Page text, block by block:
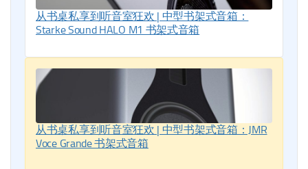
从书桌私享到听音室狂欢 | 中型书架式音箱：
Starke Sound HALO M1 书架式音箱
从书桌私享到听音室狂欢 | 中型书架式音箱：JMR
Voce Grande 书架式音箱